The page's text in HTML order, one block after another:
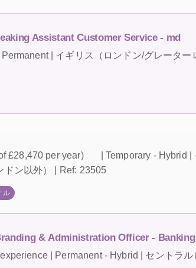
Assistant Customer Service - md
| イギリス（ロンドン/グレーター
£28,470 per year) | Temporary - Hybrid |
ドン以外） | Ref: 23505
ル
& Administration Officer -
| Permanent - Hybrid | セントラル